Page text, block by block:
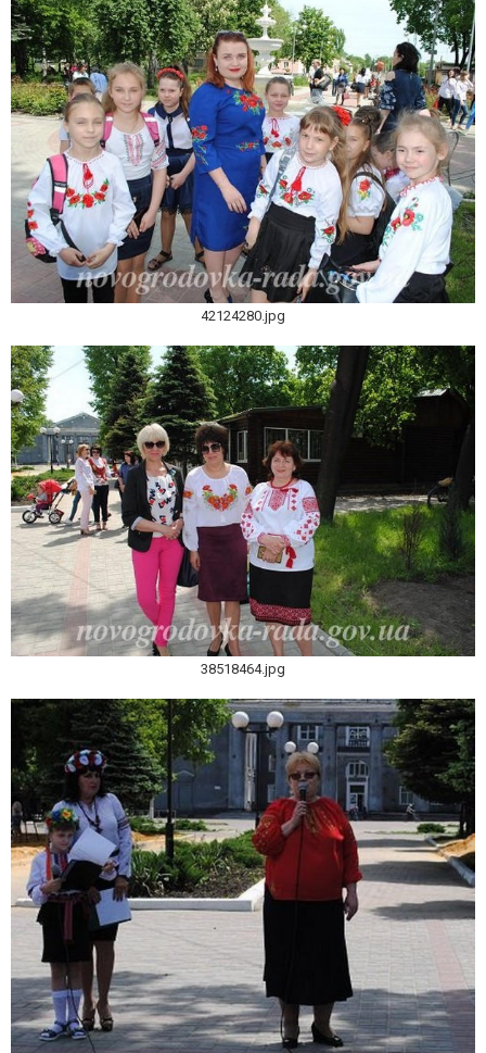
42124280.jpg
38518464.jpg